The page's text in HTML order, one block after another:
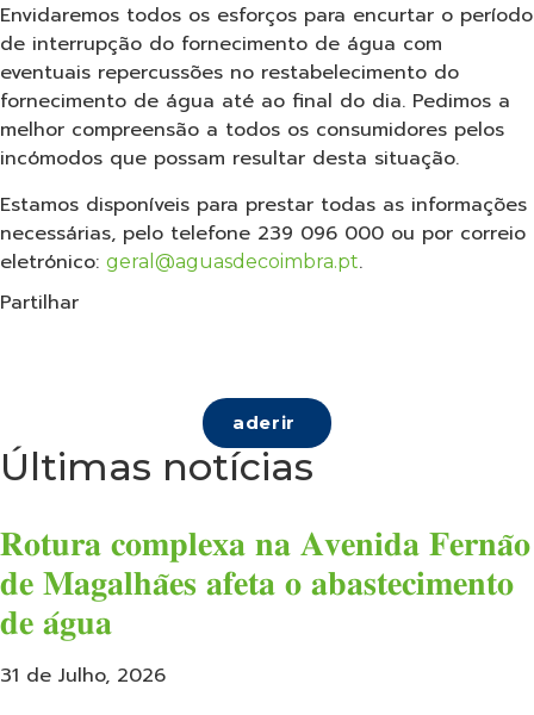
Envidaremos todos os esforços para encurtar o período
de interrupção do fornecimento de água com
eventuais repercussões no restabelecimento do
fornecimento de água até ao final do dia. Pedimos a
melhor compreensão a todos os consumidores pelos
incómodos que possam resultar desta situação.
Estamos disponíveis para prestar todas as informações
necessárias, pelo telefone 239 096 000 ou por correio
eletrónico: geral@aguasdecoimbra.pt.
Partilhar
aderir
Últimas notícias
𝐑𝐨𝐭𝐮𝐫𝐚 𝐜𝐨𝐦𝐩𝐥𝐞𝐱𝐚 𝐧𝐚 𝐀𝐯𝐞𝐧𝐢𝐝𝐚 𝐅𝐞𝐫𝐧𝐚̃𝐨
𝐝𝐞 𝐌𝐚𝐠𝐚𝐥𝐡𝐚̃𝐞𝐬 𝐚𝐟𝐞𝐭𝐚 𝐨 𝐚𝐛𝐚𝐬𝐭𝐞𝐜𝐢𝐦𝐞𝐧𝐭𝐨
𝐝𝐞 𝐚́𝐠𝐮𝐚
31 de Julho, 2026